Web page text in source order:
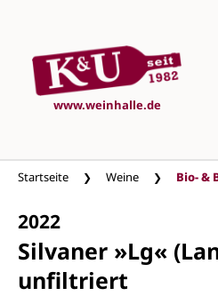
www.weinhalle.de
Startseite Weine Bio- &
2022
Silvaner »Lg«
unfiltriert